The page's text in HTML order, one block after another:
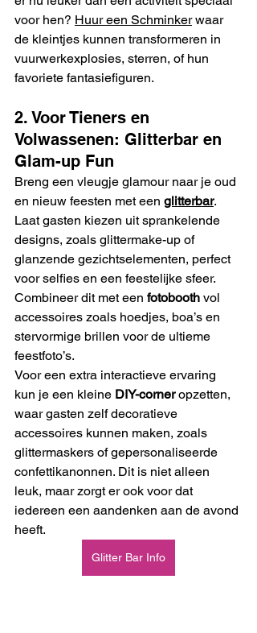
voor hen? Huur een Schminker waar
de kleintjes kunnen transformeren in
vuurwerkexplosies, sterren, of hun
favoriete fantasiefiguren.
2. Voor Tieners en
Volwassenen: Glitterbar en
Glam-up Fun
Breng een vleugje glamour naar je oud
en nieuw feesten met een glitterbar.
Laat gasten kiezen uit sprankelende
designs, zoals glittermake-up of
glanzende gezichtselementen, perfect
voor selfies en een feestelijke sfeer.
Combineer dit met een fotobooth vol
accessoires zoals hoedjes, boa’s en
stervormige brillen voor de ultieme
feestfoto’s.
Voor een extra interactieve ervaring
kun je een kleine DIY-corner opzetten,
waar gasten zelf decoratieve
accessoires kunnen maken, zoals
glittermaskers of gepersonaliseerde
confettikanonnen. Dit is niet alleen
leuk, maar zorgt er ook voor dat
iedereen een aandenken aan de avond
heeft.
Glitter Bar Info